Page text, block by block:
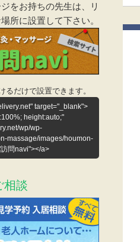
をお持ちの先生は、リ
所に設置して下さい。
るだけで設置できます。
target="_blank">
height:auto;"
wp/wp-
massage/images/houmon-
問navi"></a>
相談